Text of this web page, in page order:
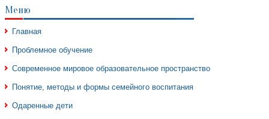
Меню
Главная
Проблемное обучение
Современное мировое образовательное пространство
Понятие, методы и формы семейного воспитания
Одаренные дети